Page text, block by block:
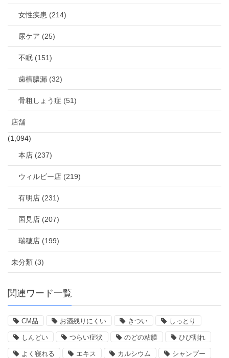
女性疾患 (214)
尿ケア (25)
不眠 (151)
歯槽膿漏 (32)
骨粗しょう症 (51)
店舗
(1,094)
本店 (237)
ウィルビー店 (219)
有明店 (231)
国見店 (207)
瑞穂店 (199)
未分類 (3)
関連ワード一覧
CM品 お酒残りにくい きつい しっとり
しんどい つらい症状 のどの粘膜 ひび割れ
よく寝れる エキス カルシウム シャンプー